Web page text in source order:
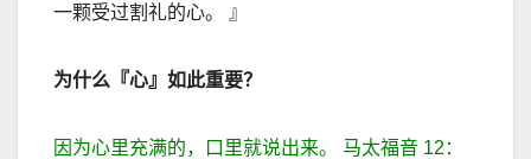
一颗受过割礼的心。 』
为什么『心』如此重要？
因为心里充满的，口里就说出来。 马太福音 12 ：